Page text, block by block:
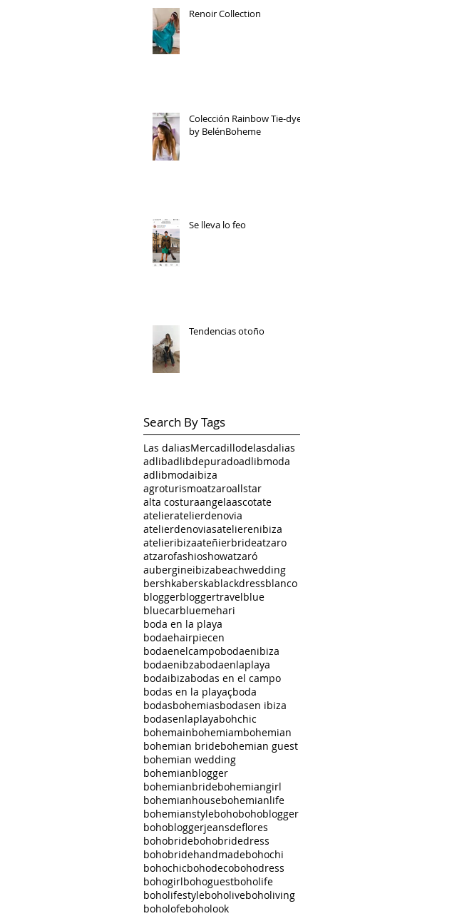
Renoir Collection
Colección Rainbow Tie-dye
by BelénBoheme
Se lleva lo feo
Tendencias otoño
Search By Tags
Las daliasMercadillodelasdalias
adlibadlibdepuradoadlibmoda
adlibmodaibiza
agroturismoatzaroallstar
alta costuraangelaascotate
atelieratelierdenovia
atelierdenoviasatelierenibiza
atelieribizaateñierbrideatzaro
atzarofashioshowatzaró
aubergineibizabeachwedding
bershkaberskablackdressblanco
bloggerbloggertravelblue
bluecarbluemehari
boda en la playa
bodaehairpiecen
bodaenelcampobodaenibiza
bodaenibzabodaenlaplaya
bodaibizabodas en el campo
bodas en la playaçboda
bodasbohemiasbodasen ibiza
bodasenlaplayabohchic
bohemainbohemiambohemian
bohemian bridebohemian guest
bohemian wedding
bohemianblogger
bohemianbridebohemiangirl
bohemianhousebohemianlife
bohemianstylebohobohoblogger
bohobloggerjeansdeflores
bohobridebohobridedress
bohobridehandmadebohochi
bohochicbohodecobohodress
bohogirlbohoguestboholife
boholifestyleboholiveboholiving
boholofeboholook